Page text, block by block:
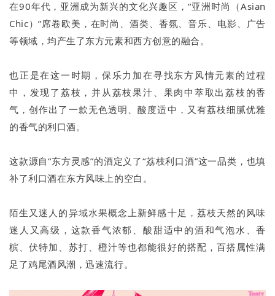
在90年代，亚洲成为新兴的文化兴趣区，“亚洲时尚（Asian
Chic）”席卷欧美，在时尚、酒类、香氛、音乐、电影、广告
等领域，均产生了东方元素和西方创意的融合。
也正是在这一时期，保乐力加在寻找东方风情元素的过程
中，发现了荔枝，并从荔枝果汁、果肉中萃取出荔枝的香
气，创作出了一款无色透明、酸度适中，又有荔枝细腻优雅
的香气的利口酒。
这款源自“东方灵感”的酒定义了“荔枝利口酒”这一品类，也填
补了利口酒在东方风味上的空白。
陌生又迷人的异域水果概念上新鲜感十足，荔枝天然的风味
迷人又高级，这款香气浓郁、酸甜适中的酒和气泡水、香
槟、伏特加、苏打、橙汁等也都能很好的搭配，百搭属性满
足了鸡尾酒风潮，迅速流行。